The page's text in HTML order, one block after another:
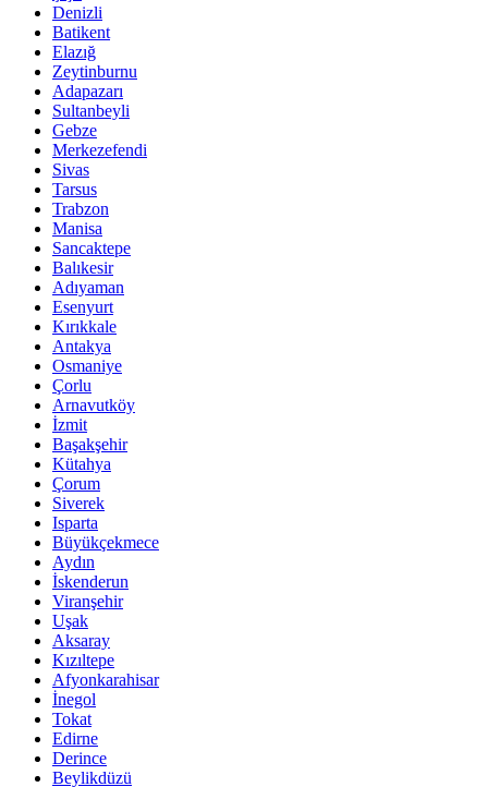
Denizli
Batikent
Elazığ
Zeytinburnu
Adapazarı
Sultanbeyli
Gebze
Merkezefendi
Sivas
Tarsus
Trabzon
Manisa
Sancaktepe
Balıkesir
Adıyaman
Esenyurt
Kırıkkale
Antakya
Osmaniye
Çorlu
Arnavutköy
İzmit
Başakşehir
Kütahya
Çorum
Siverek
Isparta
Büyükçekmece
Aydın
İskenderun
Viranşehir
Uşak
Aksaray
Kızıltepe
Afyonkarahisar
İnegol
Tokat
Edirne
Derince
Beylikdüzü